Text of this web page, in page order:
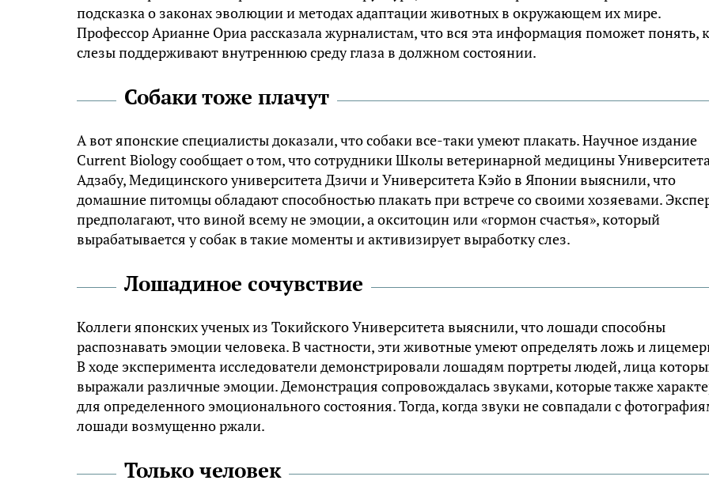
подсказка о законах эволюции и методах адаптации животных в окружающем их мире.
Профессор Арианне Ориа рассказала журналистам, что вся эта информация поможет понять,
слезы поддерживают внутреннюю среду глаза в должном состоянии.
Собаки тоже плачут
А вот японские специалисты доказали, что собаки все-таки умеют плакать. Научное издание
Current Biology сообщает о том, что сотрудники Школы ветеринарной медицины
Адзабу, Медицинского университета Дзичи и Университета Кэйо в Японии выяснили, что
домашние питомцы обладают способностью плакать при встрече со своими хозяевами.
предполагают, что виной всему не эмоции, а окситоцин или «гормон счастья», который
вырабатывается у собак в такие моменты и активизирует выработку слез.
Лошадиное сочувствие
Коллеги японских ученых из Токийского Университета выяснили, что лошади способны
распознавать эмоции человека. В частности, эти животные умеют определять ложь и
В ходе эксперимента исследователи демонстрировали лошадям портреты людей, лица
выражали различные эмоции. Демонстрация сопровождалась звуками, которые также
для определенного эмоционального состояния. Тогда, когда звуки не совпадали с
лошади возмущенно ржали.
Только человек